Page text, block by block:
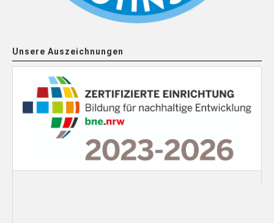
Unsere Auszeichnungen